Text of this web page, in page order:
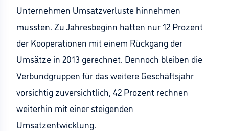
Unternehmen Umsatzverluste hinnehmen
mussten. Zu Jahresbeginn hatten nur 12 Prozent
der Kooperationen mit einem Rückgang der
Umsätze in 2013 gerechnet. Dennoch bleiben die
Verbundgruppen für das weitere Geschäftsjahr
vorsichtig zuversichtlich, 42 Prozent rechnen
weiterhin mit einer steigenden
Umsatzentwicklung.